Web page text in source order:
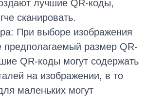
лучшие QR-коды,
сканировать.
При выборе изображения
предполагаемый размер QR-
QR-коды могут содержать
на изображении, в то
маленьких могут